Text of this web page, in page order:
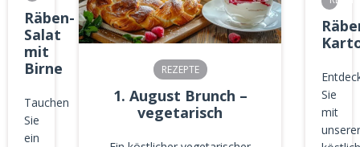
Räben-
Salat
mit
Birne
Tauchen
Sie
ein
REZEPTE
1. August Brunch –
vegetarisch
Sie
mit
unserer